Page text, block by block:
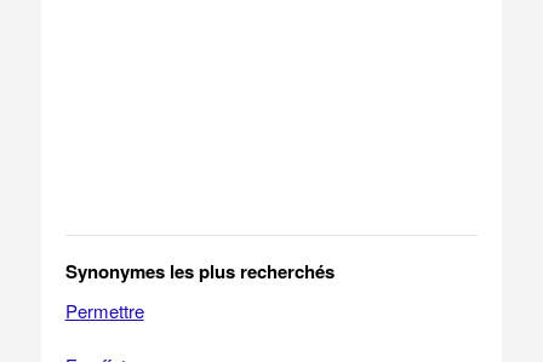
Synonymes les plus recherchés
Permettre